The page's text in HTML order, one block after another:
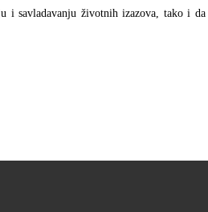
savladavanju životnih izazova, tako i
Senad